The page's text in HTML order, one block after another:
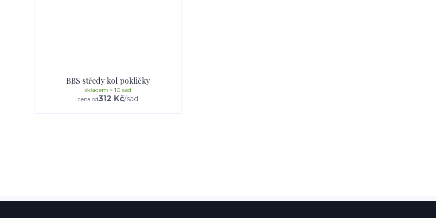
BBS středy kol pokličky
cena od312 Kč/sad
skladem > 10 sad